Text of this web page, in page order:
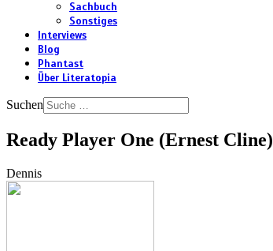
Sachbuch
Sonstiges
Interviews
Blog
Phantast
Über Literatopia
Suchen
Ready Player One (Ernest Cline)
Dennis